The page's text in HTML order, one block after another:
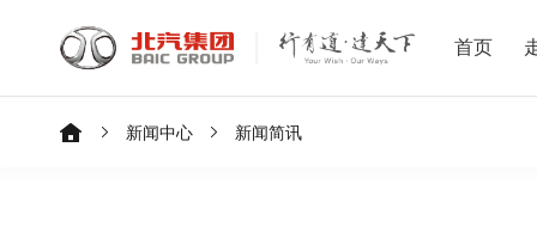
首页
新闻中心 新闻简讯